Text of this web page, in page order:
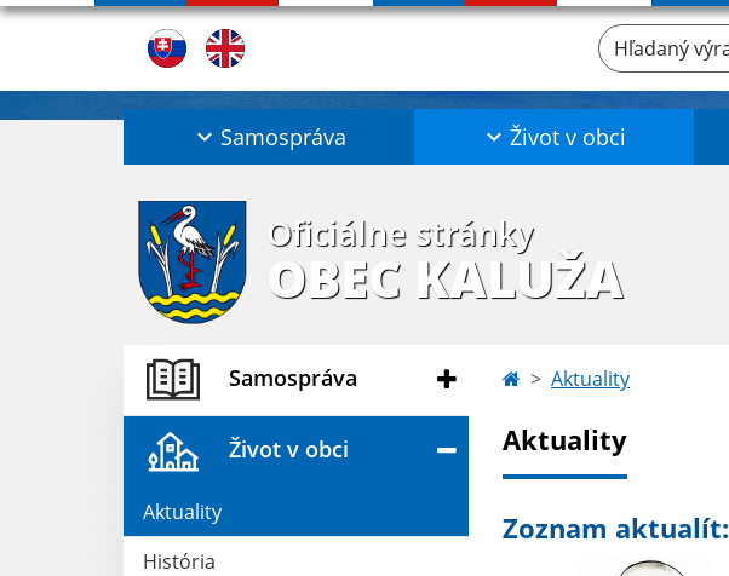
Hľadaný výraz...
Samospráva Život v obci
Oficiálne stránky
OBEC KALUŽA
Samospráva
Život v obci
Aktuality
História
Aktuality
Aktuality
Zoznam aktualít: